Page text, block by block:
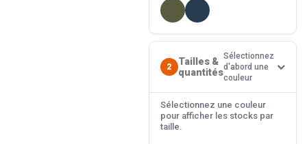
2
Tailles &
quantités
Sélectionnez
d'abord une
couleur
Sélectionnez une couleur
pour afficher les stocks par
taille.